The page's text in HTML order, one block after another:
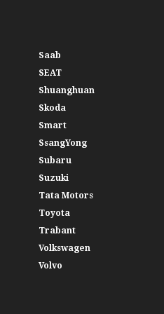
Saab
SEAT
Shuanghuan
Skoda
Smart
SsangYong
Subaru
Suzuki
Tata Motors
Toyota
Trabant
Volkswagen
Volvo